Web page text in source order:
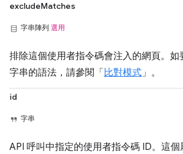
excludeMatches
字串陣列 選用
排除這個使用者指令碼會注入的網頁。
字串的語法，請參閱「 比對模式」。
id
字串
API 呼叫中指定的使用者指令碼 ID。這個